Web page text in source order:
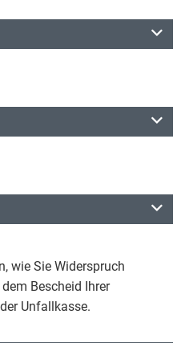
wie Sie Widerspruch
Bescheid Ihrer
Unfallkasse.